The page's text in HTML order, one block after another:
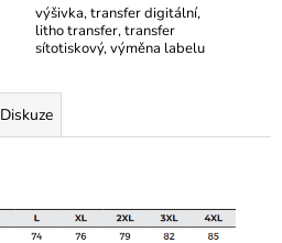
výšivka, transfer digitální,
litho transfer, transfer
sítotiskový, výměna labelu
Diskuze